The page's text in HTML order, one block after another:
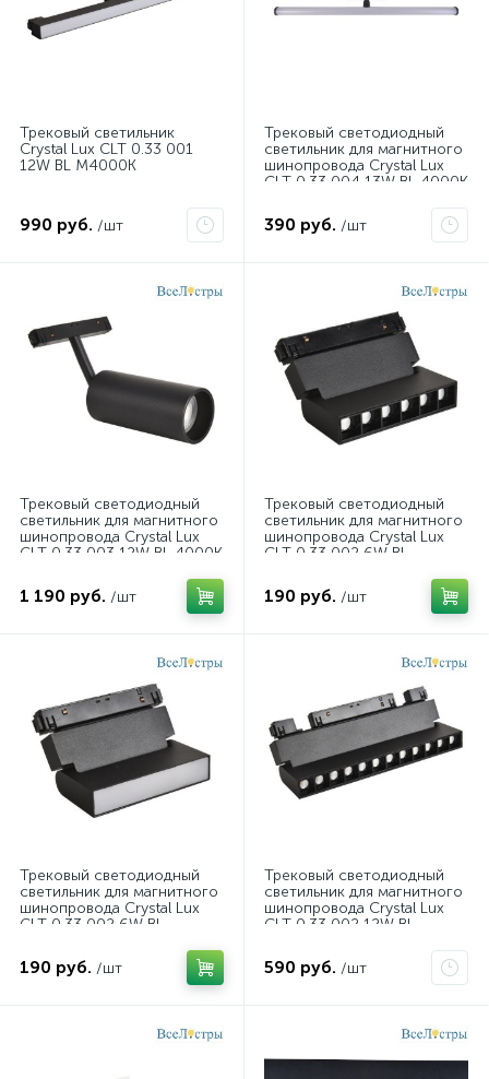
Трековый светильник
Crystal Lux CLT 0.33 001
12W BL M4000K
990 руб. /шт
Трековый светодиодный
светильник для магнитного
шинопровода Crystal Lux
CLT 0.33 004 13W BL 4000K
390 руб. /шт
Трековый светодиодный
светильник для магнитного
шинопровода Crystal Lux
CLT 0.33 003 12W BL 4000K
1 190 руб. /шт
Трековый светодиодный
светильник для магнитного
шинопровода Crystal Lux
CLT 0.33 002 6W BL
190 руб. /шт
Трековый светодиодный
светильник для магнитного
шинопровода Crystal Lux
CLT 0.33 002 6W BL
190 руб. /шт
Трековый светодиодный
светильник для магнитного
шинопровода Crystal Lux
CLT 0.33 002 12W BL
590 руб. /шт